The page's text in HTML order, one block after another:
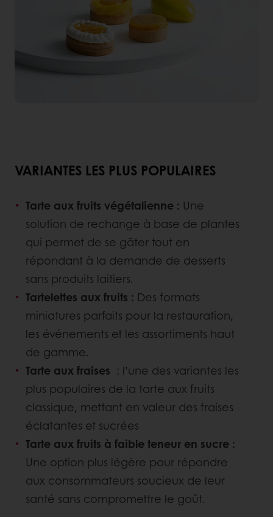
VARIANTES LES PLUS POPULAIRES
Tarte aux fruits végétalienne : Une
solution de rechange à base de plantes
qui permet de se gâter tout en
répondant à la demande de desserts
sans produits laitiers.
Tartelettes aux fruits : Des formats
miniatures parfaits pour la restauration,
les événements et les assortiments haut
de gamme.
Tarte aux fraises : l’une des variantes les
plus populaires de la tarte aux fruits
classique, mettant en valeur des fraises
éclatantes et sucrées
Tarte aux fruits à faible teneur en sucre :
Une option plus légère pour répondre
aux consommateurs soucieux de leur
santé sans compromettre le goût.